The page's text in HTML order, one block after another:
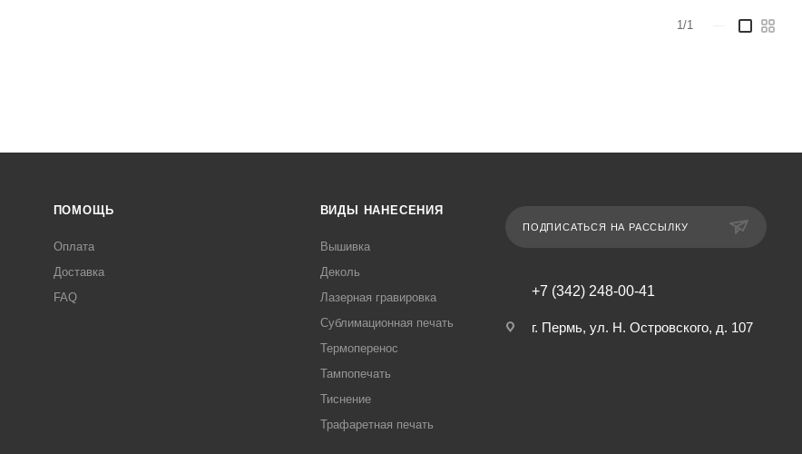
1/1
ПОМОЩЬ
Оплата
Доставка
FAQ
ВИДЫ НАНЕСЕНИЯ
Вышивка
Деколь
Лазерная гравировка
Сублимационная печать
Термоперенос
Тампопечать
Тиснение
Трафаретная печать
ПОДПИСАТЬСЯ НА РАССЫЛКУ
+7 (342) 248-00-41
г. Пермь, ул. Н. Островского, д. 107